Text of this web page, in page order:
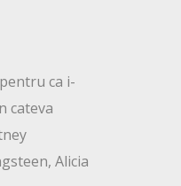
ca i-
cateva
Alicia